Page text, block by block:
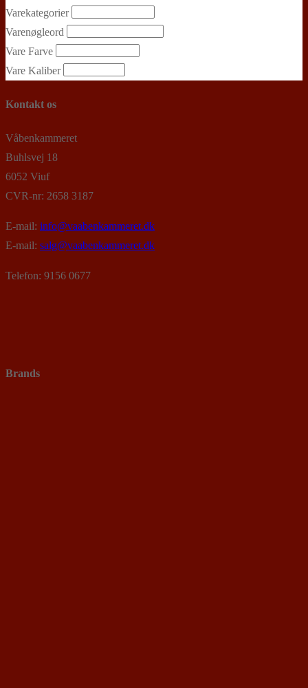
Varekategorier
Varenøgleord
Vare Farve
Vare Kaliber
Kontakt os
Våbenkammeret
Buhlsvej 18
6052 Viuf
CVR-nr: 2658 3187
E-mail: info@vaabenkammeret.dk
E-mail: salg@vaabenkammeret.dk
Telefon: 9156 0677
Brands